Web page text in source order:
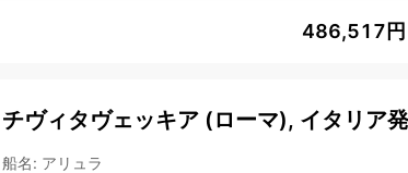
486,517円
チヴィタヴェッキア (ローマ), イタリア
船名: アリュラ